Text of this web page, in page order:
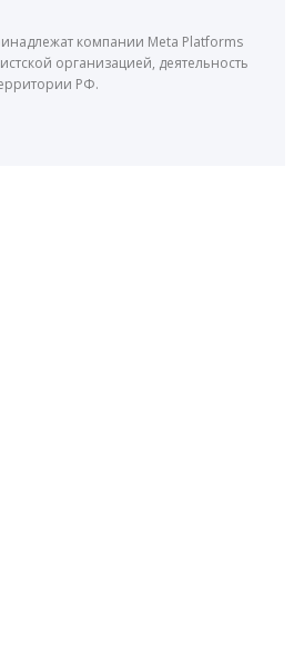
компании Meta Platforms
организацией, деятельность
РФ.